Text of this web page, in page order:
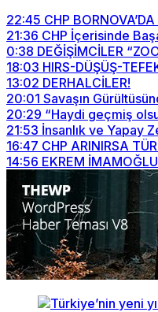
22:45 CHP
21:36 CHP İçerisinde
0:38 DEĞİŞİMCİLER
18:03 HIRS-DÜŞÜŞ-
13:02 DERHALCİLER!
20:01 Savaşın
20:29 “Haydi geçmiş
21:53 İnsanlık ve Yapay
16:47 CHP ARINIRSA
14:56 EKREM